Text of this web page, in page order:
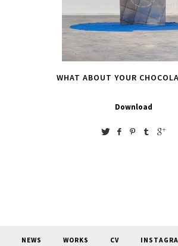
WHAT ABOUT YOUR
Download
NEWS WORKS CV